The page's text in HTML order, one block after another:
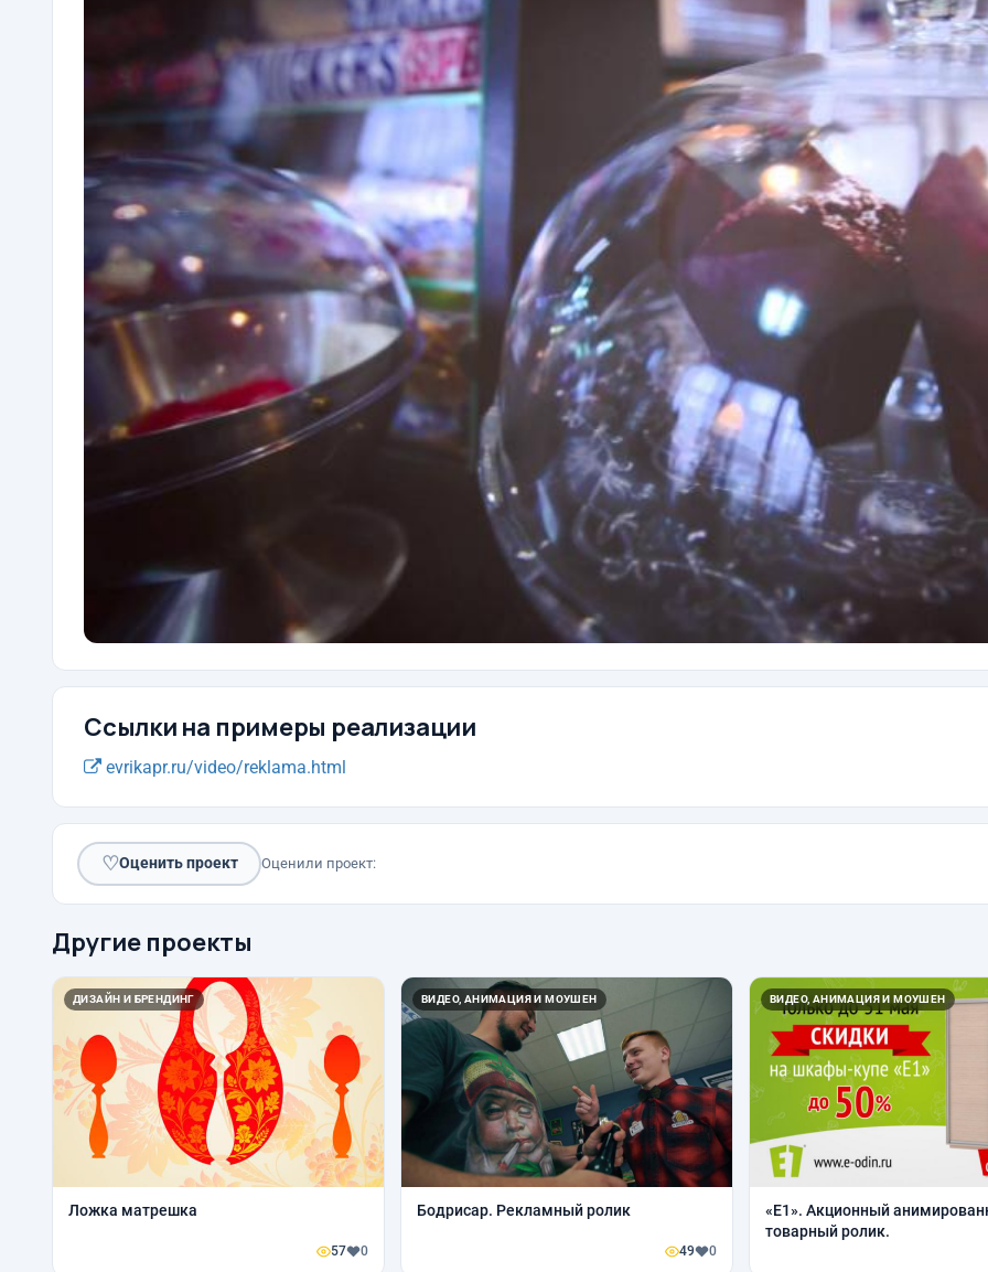
Ссылки на примеры реализации
evrikapr.ru/video/reklama.html
♡Оценить проект Оценили проект:
Другие проекты
ДИЗАЙН И БРЕНДИНГ
Ложка матрешка
57 0
ВИДЕО, АНИМАЦИЯ И МОУШЕН
Бодрисар. Рекламный ролик
49 0
ВИДЕО, АНИМАЦИЯ И МОУШЕН
«Е1». Акционный
товарный ролик.